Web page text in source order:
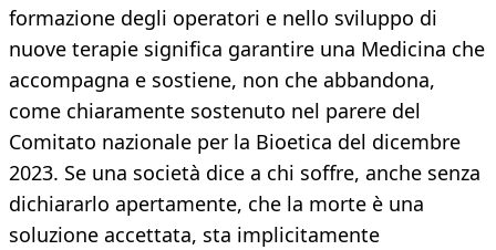
formazione degli operatori e nello sviluppo di
nuove terapie significa garantire una Medicina che
accompagna e sostiene, non che abbandona,
come chiaramente sostenuto nel parere del
Comitato nazionale per la Bioetica del dicembre
2023. Se una società dice a chi soffre, anche senza
dichiararlo apertamente, che la morte è una
soluzione accettata, sta implicitamente